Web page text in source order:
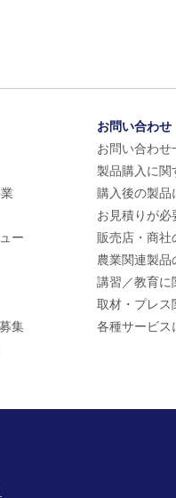
ー
集
お問い合わせ
お問い合わせ
製品購入に関
購入後の製品
お見積りが必
販売店・商社
農業関連製品
講習／教育に
取材・プレス
各種サービス